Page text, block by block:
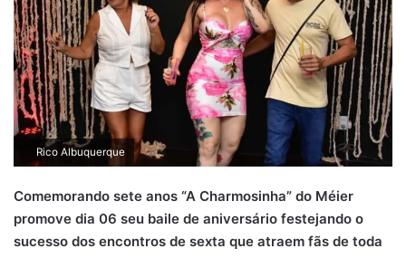
Rico Albuquerque
Comemorando sete anos “A Charmosinha” do Méier
promove dia 06 seu baile de aniversário festejando o
sucesso dos encontros de sexta que atraem fãs de toda